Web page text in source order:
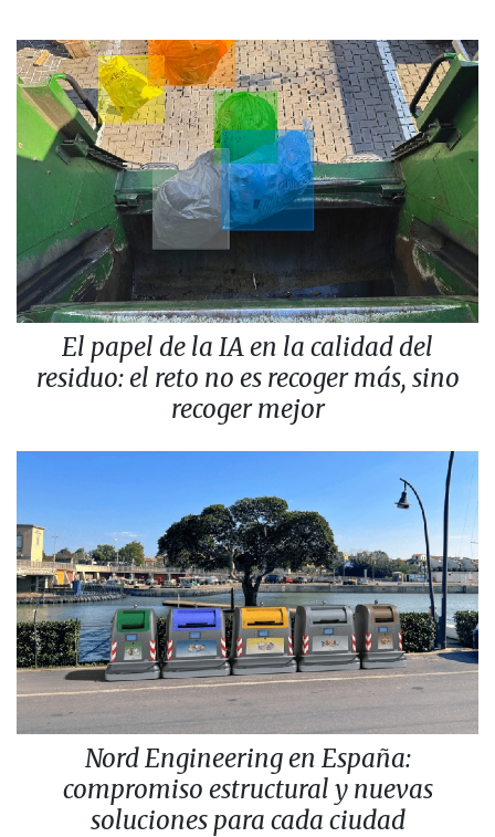
El papel de la IA en la calidad del
residuo: el reto no es recoger más, sino
recoger mejor
Nord Engineering en España:
compromiso estructural y nuevas
soluciones para cada ciudad